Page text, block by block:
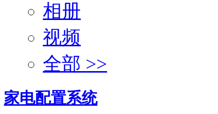
相册
视频
全部 >>
家电配置系统